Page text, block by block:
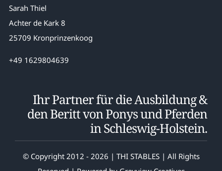
Sarah Thiel
Achter de Kark 8
25709 Kronprinzenkoog
+49 1629804639
Ihr Partner für die Ausbildung &
den Beritt von Ponys und Pferden
in Schleswig-Holstein.
© Copyright 2012 - 2026 | THI STABLES | All Rights